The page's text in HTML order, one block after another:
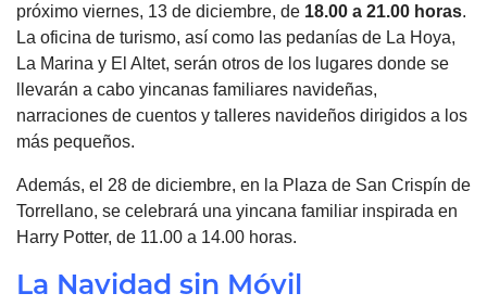
próximo viernes, 13 de diciembre, de 18.00 a 21.00 horas.
La oficina de turismo, así como las pedanías de La Hoya,
La Marina y El Altet, serán otros de los lugares donde se
llevarán a cabo yincanas familiares navideñas,
narraciones de cuentos y talleres navideños dirigidos a los
más pequeños.
Además, el 28 de diciembre, en la Plaza de San Crispín de
Torrellano, se celebrará una yincana familiar inspirada en
Harry Potter, de 11.00 a 14.00 horas.
La Navidad sin Móvil